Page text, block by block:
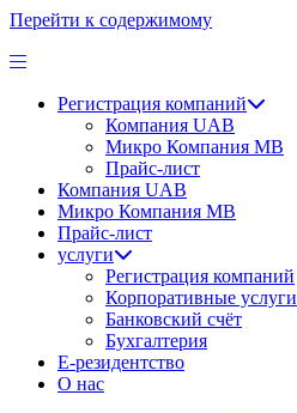
Перейти к содержимому
Регистрация компаний
Компания UAB
Микро Компания MB
Прайс-лист
Компания UAB
Микро Компания MB
Прайс-лист
услуги
Регистрация компаний
Корпоративные услуги
Банковский счёт
Бухгалтерия
Е-резидентство
О нас